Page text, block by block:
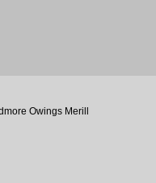
Owings Merill